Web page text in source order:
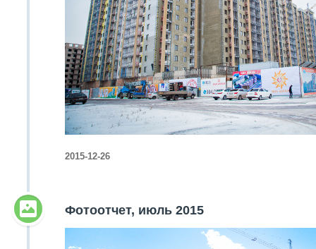
2015-12-26
Фотоотчет, июль 2015